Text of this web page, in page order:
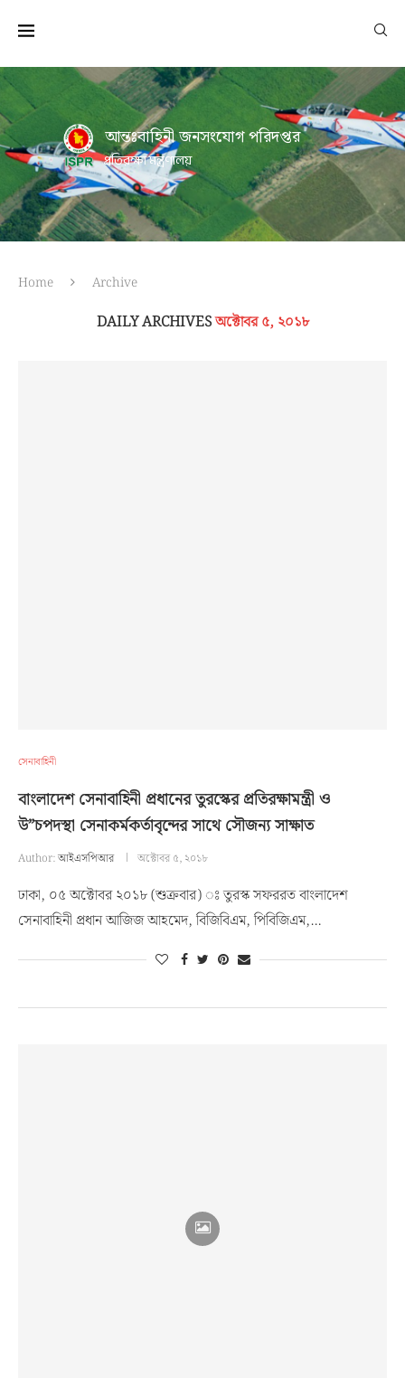
আন্তঃবাহিনী জনসংযোগ পরিদপ্তর
প্রতিরক্ষা মন্ত্রণালয়
Home Archive
DAILY ARCHIVESঅক্টোবর ৫, ২০১৮
সেনাবাহিনী
বাংলাদেশ সেনাবাহিনী প্রধানের তুরস্কের প্রতিরক্ষামন্ত্রী ও
উ”চপদস্থা সেনাকর্মকর্তাবৃন্দের সাথে সৌজন্য সাক্ষাত
Author:আইএসপিআর অক্টোবর ৫, ২০১৮
ঢাকা, ০৫ অক্টোবর ২০১৮ (শুক্রবার) ঃ তুরস্ক সফররত বাংলাদেশ
সেনাবাহিনী প্রধান আজিজ আহমেদ, বিজিবিএম, পিবিজিএম,…